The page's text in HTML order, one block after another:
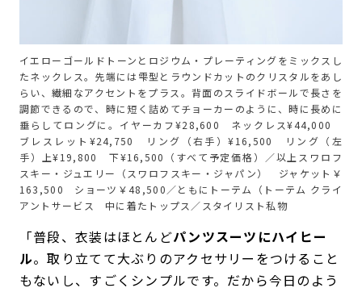
イエローゴールドトーンとロジウム・プレーティングをミックスし
たネックレス。先端には雫型とラウンドカットのクリスタルをあし
らい、繊細なアクセントをプラス。背面のスライドボールで長さを
調節できるので、時に短く詰めてチョーカーのように、時に長めに
垂らしてロングに。イヤーカフ¥28,600 ネックレス¥44,000
ブレスレット¥24,750 リング（右手）¥16,500 リング（左
手）上¥19,800 下¥16,500（すべて予定価格）／以上スワロフ
スキー・ジュエリー（スワロフスキー・ジャパン） ジャケット￥
163,500 ショーツ￥48,500／ともにトーテム（トーテム クライ
アントサービス 中に着たトップス／スタイリスト私物
「普段、衣装はほとんどパンツスーツにハイヒー
ル。取り立てて大ぶりのアクセサリーをつけること
もないし、すごくシンプルです。だから今日のよう